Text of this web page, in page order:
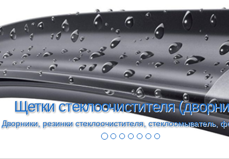
Щетки стеклоочистителя
Дворники, резинки стеклоочистителя, стеклоомыватель,